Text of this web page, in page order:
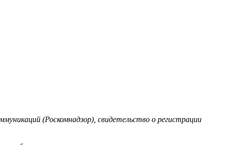
(Роскомнадзор), свидетельство о регистрации